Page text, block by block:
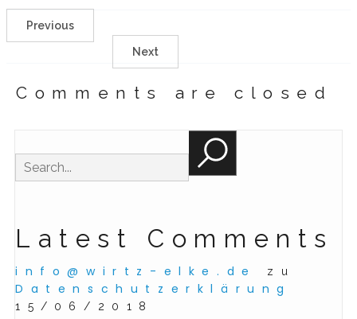
Previous
Next
Comments are closed
Latest Comments
info@wirtz-elke.de zu
Datenschutzerklärung
15/06/2018